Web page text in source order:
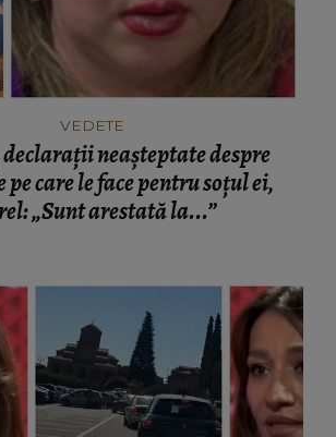
VEDETE
neașteptate despre
care le face pentru soțul ei,
„Sunt arestată la...”